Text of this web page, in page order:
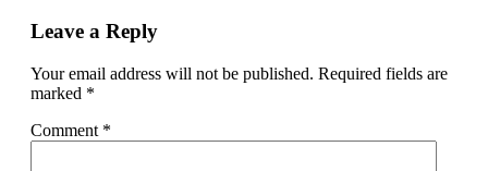
Leave a Reply
Your email address will not be published. Required fields are
marked *
Comment *